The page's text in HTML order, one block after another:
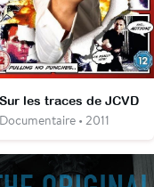
les traces de JCVD
• 2011